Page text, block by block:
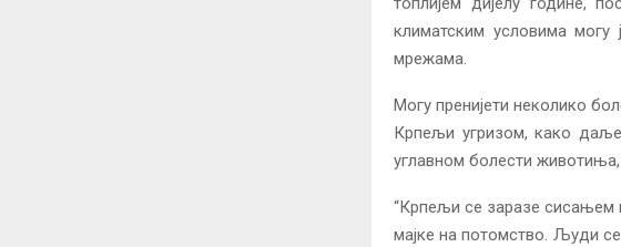
климатским условима могу
мрежама.
Могу пренијети неколико
Крпељи угризом, како
углавном болести
“Крпељи се заразе сисањем
мајке на потомство. Људи